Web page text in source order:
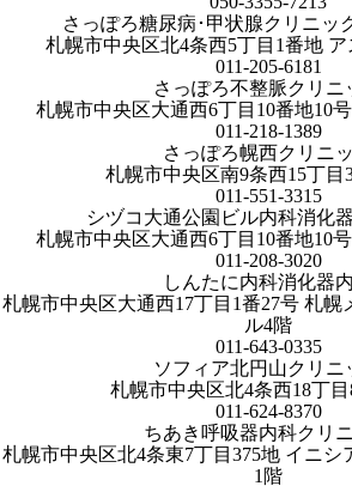
さっぽろ糖尿病･甲状腺クリニ
札幌市中央区北4条西5丁目1番地
011-205-6181
さっぽろ不整脈クリニ
札幌市中央区大通西6丁目10番地10
011-218-1389
さっぽろ幌西クリニ
札幌市中央区南9条西15丁目
011-551-3315
シヅコ大通公園ビル内科消化
札幌市中央区大通西6丁目10番地10
011-208-3020
しんたに内科消化器
札幌市中央区大通西17丁目1番27号 札
ル4階
011-643-0335
ソフィア北円山クリニ
札幌市中央区北4条西18丁
011-624-8370
ちあき呼吸器内科クリ
札幌市中央区北4条東7丁目375地 イニシ
1階